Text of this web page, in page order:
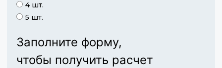
4 шт.
5 шт.
Заполните форму,
чтобы получить расчет